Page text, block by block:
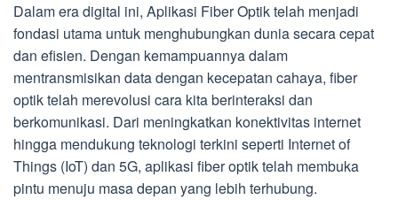
Dalam era digital ini, Aplikasi Fiber Optik telah menjadi
fondasi utama untuk menghubungkan dunia secara cepat
dan efisien. Dengan kemampuannya dalam
mentransmisikan data dengan kecepatan cahaya, fiber
optik telah merevolusi cara kita berinteraksi dan
berkomunikasi. Dari meningkatkan konektivitas internet
hingga mendukung teknologi terkini seperti Internet of
Things (IoT) dan 5G, aplikasi fiber optik telah membuka
pintu menuju masa depan yang lebih terhubung.